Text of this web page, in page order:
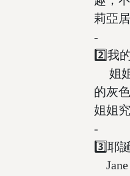
莉亞
-
2️⃣我
姐姐
的灰
姐姐
-
3️⃣耶